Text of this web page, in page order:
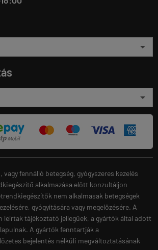
fennálló betegség, gyógyszeres kezelés
alkalmazása előtt konzultáljon
nem alkalmasak betegségek
gyógyítására vagy megelőzésére. A
tájékoztató jellegűek, a gyártók által adott
A gyártók fenntartják a
bejelentés nélküli megváltoztatásának